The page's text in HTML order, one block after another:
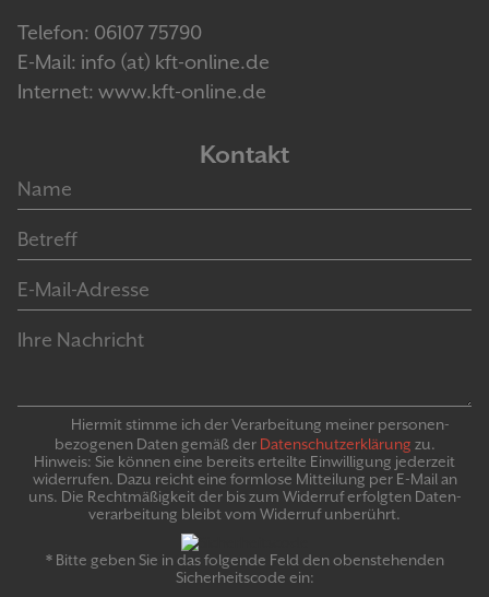
Telefon: 06107 75790
E-Mail: info (at) kft-online.de
Internet: www.kft-online.de
Kontakt
Hiermit stimme ich der Verarbeitung meiner personen­
bezogenen Daten gemäß der Daten­schutz­er­klär­ung zu.
Hinweis: Sie können eine bereits erteilte Ein­willigung jeder­zeit
widerrufen. Dazu reicht eine formlose Mitteilung per E-Mail an
uns. Die Recht­mäßigkeit der bis zum Widerruf erfolgten Daten­
verarbeitung bleibt vom Wider­ruf un­be­rührt.
* Bitte geben Sie in das folgende Feld den obenstehenden
Sicherheitscode ein: